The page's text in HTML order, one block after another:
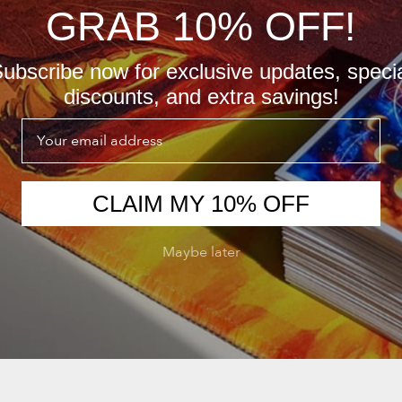
GRAB 10% OFF!
now for exclusive updates,
discounts, and extra savings!
Email
CLAIM MY 10% OFF
Maybe later